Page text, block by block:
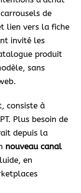
de
lien vers la fiche
invité les
produit
sans
consiste à
Plus besoin de
depuis la
nouveau canal
en